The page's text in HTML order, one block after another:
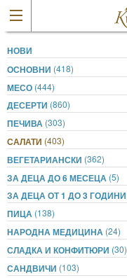
НОВИ
ОСНОВНИ (418)
МЕСО (444)
ДЕСЕРТИ (860)
ПЕЧИВА (303)
САЛАТИ (403)
ВЕГЕТАРИАНСКИ (362)
ЗА ДЕЦА ДО 6 МЕСЕЦА (5)
ЗА ДЕЦА ОТ 1 ДО 3 ГОДИНИ
ПИЦА (138)
НАРОДНА МЕДИЦИНА (24)
СЛАДКА И КОНФИТЮРИ (30)
САНДВИЧИ (103)